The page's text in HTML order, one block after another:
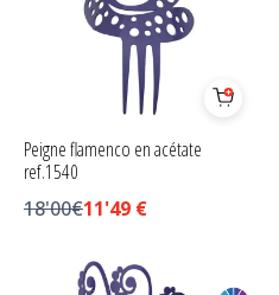
Peigne flamenco en acétate
ref.1540
18'00€11'49 €